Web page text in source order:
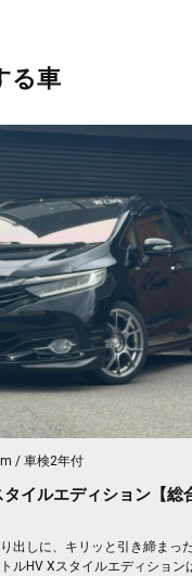
る車
車検2年付
イルエディション【総
出しに、キリッと引き締まっ
ルHV Xスタイルエディション